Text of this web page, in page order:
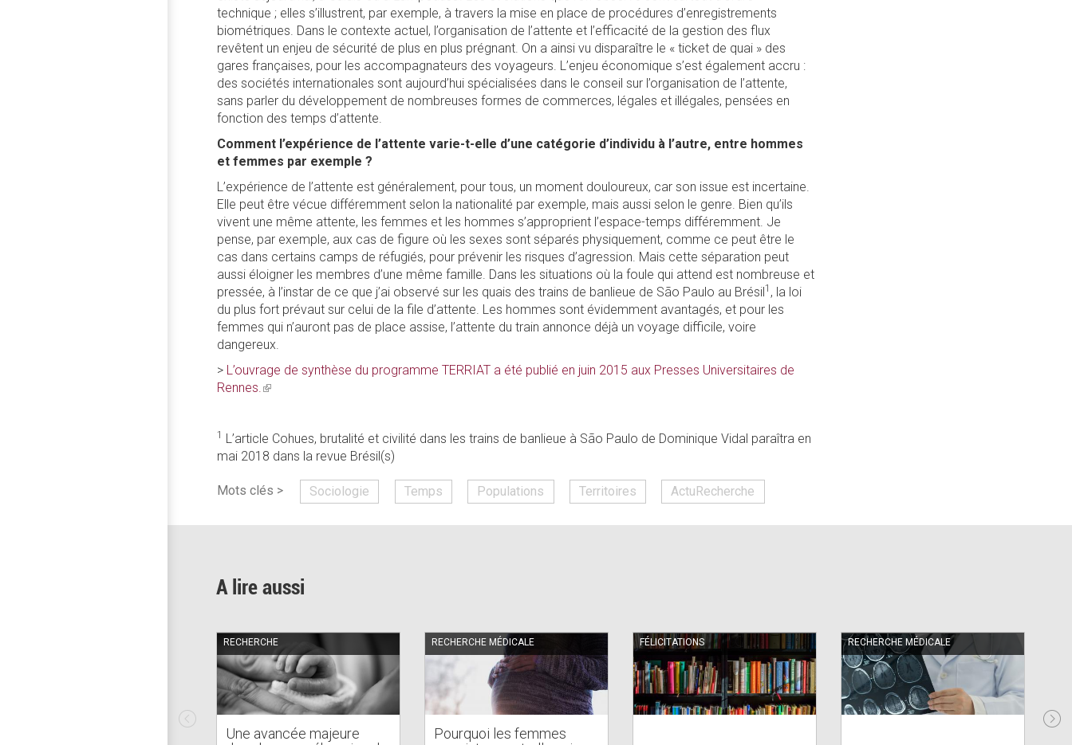
technique ; elles s’illustrent, par exemple, à travers la mise en place de procédures d’enregistrements
biométriques. Dans le contexte actuel, l’organisation de l’attente et l’efficacité de la gestion des flux
revêtent un enjeu de sécurité de plus en plus prégnant. On a ainsi vu disparaître le « ticket de quai » des
gares françaises, pour les accompagnateurs des voyageurs. L’enjeu économique s’est également accru :
des sociétés internationales sont aujourd’hui spécialisées dans le conseil sur l’organisation de l’attente,
sans parler du développement de nombreuses formes de commerces, légales et illégales, pensées en
fonction des temps d’attente.
Comment l’expérience de l’attente varie-t-elle d’une catégorie d’individu à l’autre, entre hommes
et femmes par exemple ?
L’expérience de l’attente est généralement, pour tous, un moment douloureux, car son issue est incertaine.
Elle peut être vécue différemment selon la nationalité par exemple, mais aussi selon le genre. Bien qu’ils
vivent une même attente, les femmes et les hommes s’approprient l’espace-temps différemment. Je
pense, par exemple, aux cas de figure où les sexes sont séparés physiquement, comme ce peut être le
cas dans certains camps de réfugiés, pour prévenir les risques d’agression. Mais cette séparation peut
aussi éloigner les membres d’une même famille. Dans les situations où la foule qui attend est nombreuse et
pressée, à l’instar de ce que j’ai observé sur les quais des trains de banlieue de São Paulo au Brésil 1 , la loi
du plus fort prévaut sur celui de la file d’attente. Les hommes sont évidemment avantagés, et pour les
femmes qui n’auront pas de place assise, l’attente du train annonce déjà un voyage difficile, voire
dangereux.
> L’ouvrage de synthèse du programme TERRIAT a été publié en juin 2015 aux Presses Universitaires de
Rennes.(link
1
L’article Cohues, brutalité et civilité dans les trains de banlieue à São Paulo de Dominique Vidal paraîtra en
mai 2018 dans la revue Brésil(s)
Mots clés > Sociologie Temps Populations Territoires ActuRecherche
A lire aussi
RECHERCHE
Une avancée majeure
RECHERCHE MÉDICALE
Pourquoi les femmes
FÉLICITATIONS RECHERCHE MÉDICALE